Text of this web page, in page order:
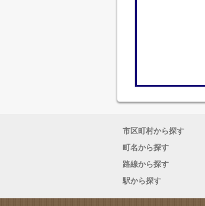
市区町村から探す
町名から探す
路線から探す
駅から探す